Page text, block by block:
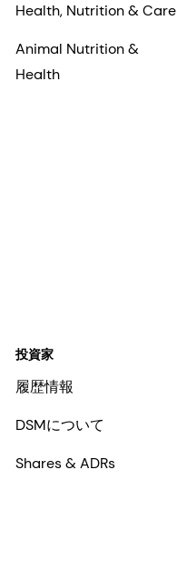
Health, Nutrition & Care
Animal Nutrition &
Health
投資家
履歴情報
DSMについて
Shares & ADRs